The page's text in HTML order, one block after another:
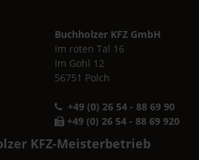
Buchholzer KFZ GmbH
Im roten Tal 16
Im Gohl 12
56751 Polch
+49 (0) 26 54 - 88 69 90
+49 (0) 26 54 - 88 69 920
KFZ-Meisterbetrieb